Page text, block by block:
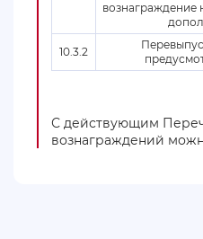
вознаграждение
10.3.2
С действующим
вознаграждений